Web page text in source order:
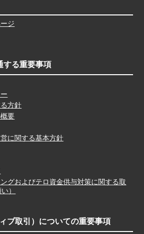
ジ
する重要事項
方針
要
に関する基本方針
グおよびテロ資金供与対策に関する取
）
ブ取引）についての重要事項